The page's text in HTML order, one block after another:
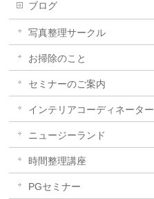
ブログ
写真整理サークル
お掃除のこと
セミナーのご案内
インテリアコーディネーター
ニュージーランド
時間整理講座
PGセミナー